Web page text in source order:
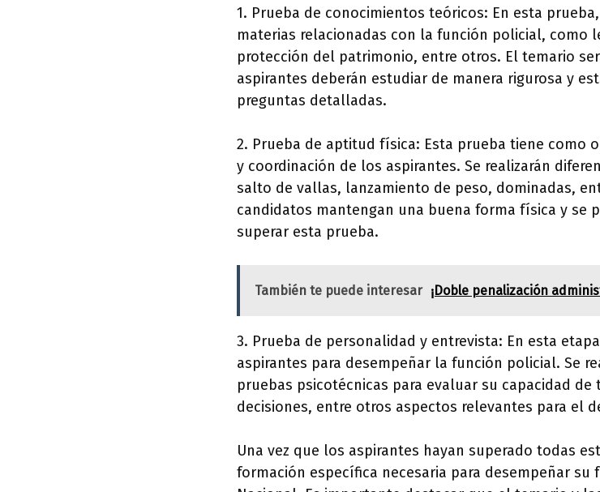
1. Prueba de conocimientos teóricos: En esta
materias relacionadas con la función policial, como
protección del patrimonio, entre otros. El temario
aspirantes deberán estudiar de manera rigurosa y
preguntas detalladas.
2. Prueba de aptitud física: Esta prueba tiene como
y coordinación de los aspirantes. Se realizarán
salto de vallas, lanzamiento de peso, dominadas,
candidatos mantengan una buena forma física y se
superar esta prueba.
También te puede interesar ¡Doble penalización
3. Prueba de personalidad y entrevista: En esta
aspirantes para desempeñar la función policial. Se
pruebas psicotécnicas para evaluar su capacidad
decisiones, entre otros aspectos relevantes para el
Una vez que los aspirantes hayan superado todas
formación específica necesaria para desempeñar